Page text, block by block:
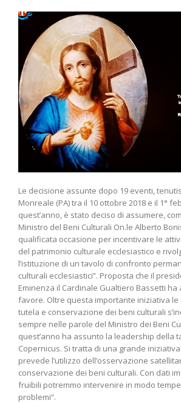
Le decisione assunte dopo 19 eventi,
Monreale (PA) tra il 10 ottobre 2018 e il 1°
quest’anno, è stato deciso di assumere,
Ministro del Beni Culturali On.le Alberto
qualificata occasione per incentivare le
del patrimonio culturale ecclesiastico e
l’istituzione di un tavolo di confronto
culturali ecclesiastici”. Proposta che il
Eminenza il Cardinale Gualtiero Bassetti ha
favore. Oltre questa importante iniziativa
tutela e conservazione dei beni culturali
sempre nelle parole del Ministro dei Beni
quest’anno ha assunto la leadership della
Copernicus. Si tratta di una grande
prevede l’utilizzo dell’osservazione
conservazione dei beni culturali. Con dati
fruibili potremmo intervenire in modo
problemi”.